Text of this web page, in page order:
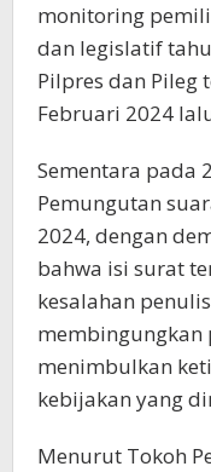
monitoring
dan legislatif
Pilpres dan Pileg
Februari 2024
Sementara pada
Pemungutan
2024, dengan
bahwa isi surat
kesalahan
membingungkan
menimbulkan
kebijakan yang
Menurut Tokoh